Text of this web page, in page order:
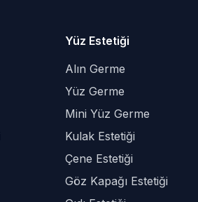
Yüz Estetiği
Alın Germe
Yüz Germe
Mini Yüz Germe
Kulak Estetiği
Çene Estetiği
Göz Kapağı Estetiği